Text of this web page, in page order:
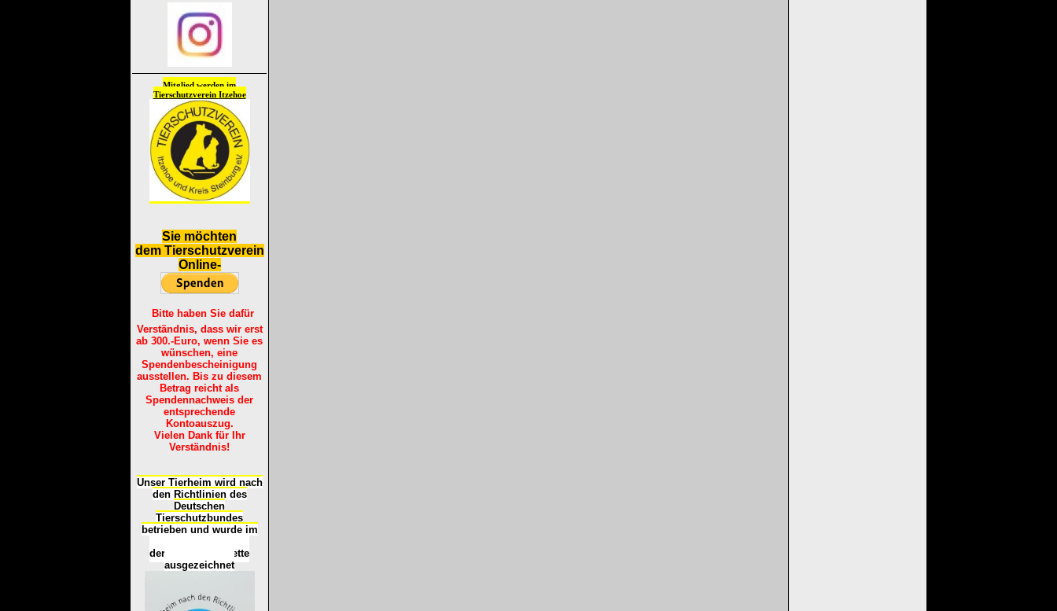
Mitglied werden im
Tierschutzverein Itzehoe
Sie möchten
dem Tierschutzverein
Online-
Bitte haben Sie dafür
Verständnis, dass wir erst
ab 300.-Euro, wenn Sie es
wünschen, eine
Spendenbescheinigung
ausstellen. Bis zu diesem
Betrag reicht als
Spendennachweis der
entsprechende
Kontoauszug.
Vielen Dank für Ihr
Verständnis!
Unser Tierheim wird nach
den Richtlinien des
Deutschen
Tierschutzbundes
betrieben und wurde im
der
Tierheimplakette
ausgezeichnet